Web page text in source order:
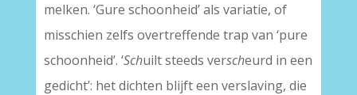
melken. ‘Gure schoonheid’ als variatie, of
misschien zelfs overtreffende trap van ‘pure
schoonheid’. ‘Schuilt steeds verscheurd in een
gedicht’: het dichten blijft een verslaving, die